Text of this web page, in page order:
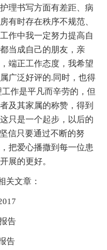
理书写方面有差距、病
有时存在秩序不规范、
作中我一定努力提高自
当成自己的朋友，亲
端正工作态度，我希望
广泛好评的.同时，也得
作是平凡而辛劳的，但
及其家属的称赞，得到
只是一个起步，以后的
信只要通过不断的努
把爱心播撒到每一位患
展的更好。
关文章：
告
告